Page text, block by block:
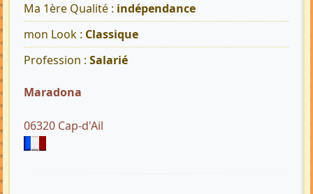
Ma 1ère Qualité : indépendance
mon Look : Classique
Profession : Salarié
Maradona
06320 Cap-d'Ail